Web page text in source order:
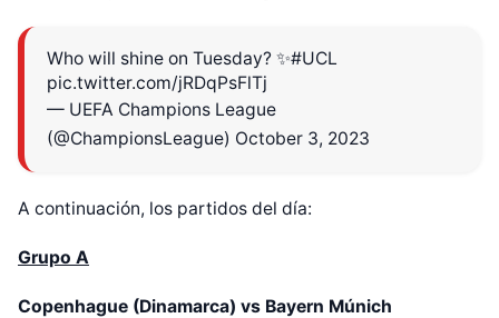
Who will shine on Tuesday? ✨#UCL
pic.twitter.com/jRDqPsFlTj
— UEFA Champions League
(@ChampionsLeague) October 3, 2023
A continuación, los partidos del día:
Grupo A
Copenhague (Dinamarca) vs Bayern Múnich